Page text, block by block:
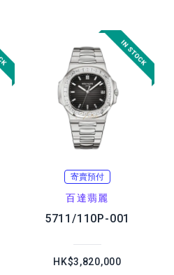
寄賣預付
百達翡麗
5711/110P-001
HK$3,820,000